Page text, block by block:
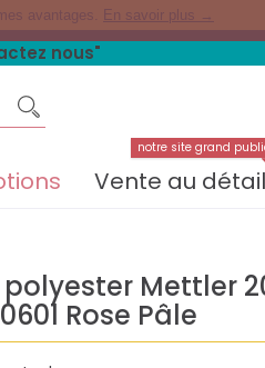
avantages. En savoir plus →
nous"
Vente au détail
notre site grand
polyester Mettler
Rose Pâle